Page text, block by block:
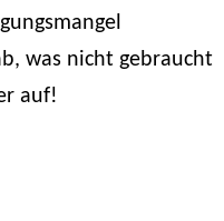
was nicht gebraucht
auf!